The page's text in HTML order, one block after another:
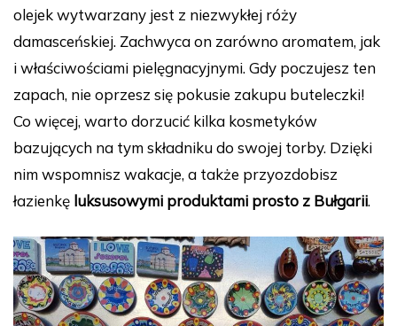
olejek wytwarzany jest z niezwykłej róży
damasceńskiej. Zachwyca on zarówno aromatem, jak
i właściwościami pielęgnacyjnymi. Gdy poczujesz ten
zapach, nie oprzesz się pokusie zakupu buteleczki!
Co więcej, warto dorzucić kilka kosmetyków
bazujących na tym składniku do swojej torby. Dzięki
nim wspomnisz wakacje, a także przyozdobisz
łazienkę luksusowymi produktami prosto z Bułgarii.